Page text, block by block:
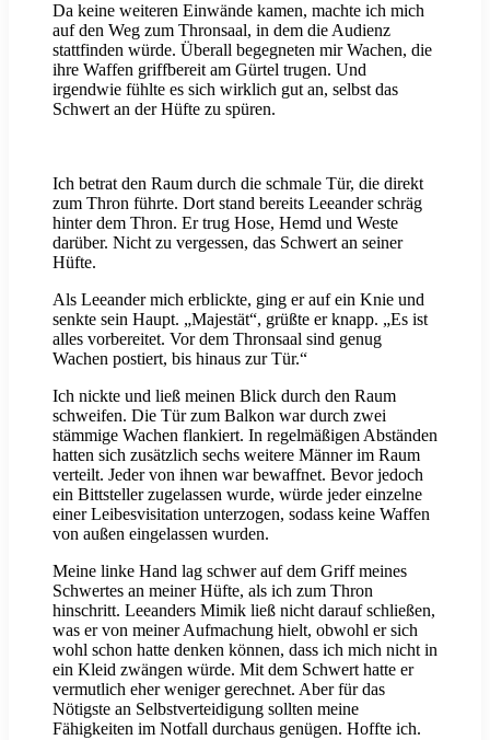
Da keine weiteren Einwände kamen, machte ich mich
auf den Weg zum Thronsaal, in dem die Audienz
stattfinden würde. Überall begegneten mir Wachen, die
ihre Waffen griffbereit am Gürtel trugen. Und
irgendwie fühlte es sich wirklich gut an, selbst das
Schwert an der Hüfte zu spüren.
Ich betrat den Raum durch die schmale Tür, die direkt
zum Thron führte. Dort stand bereits Leeander schräg
hinter dem Thron. Er trug Hose, Hemd und Weste
darüber. Nicht zu vergessen, das Schwert an seiner
Hüfte.
Als Leeander mich erblickte, ging er auf ein Knie und
senkte sein Haupt. „Majestät“, grüßte er knapp. „Es ist
alles vorbereitet. Vor dem Thronsaal sind genug
Wachen postiert, bis hinaus zur Tür.“
Ich nickte und ließ meinen Blick durch den Raum
schweifen. Die Tür zum Balkon war durch zwei
stämmige Wachen flankiert. In regelmäßigen Abständen
hatten sich zusätzlich sechs weitere Männer im Raum
verteilt. Jeder von ihnen war bewaffnet. Bevor jedoch
ein Bittsteller zugelassen wurde, würde jeder einzelne
einer Leibesvisitation unterzogen, sodass keine Waffen
von außen eingelassen wurden.
Meine linke Hand lag schwer auf dem Griff meines
Schwertes an meiner Hüfte, als ich zum Thron
hinschritt. Leeanders Mimik ließ nicht darauf schließen,
was er von meiner Aufmachung hielt, obwohl er sich
wohl schon hatte denken können, dass ich mich nicht in
ein Kleid zwängen würde. Mit dem Schwert hatte er
vermutlich eher weniger gerechnet. Aber für das
Nötigste an Selbstverteidigung sollten meine
Fähigkeiten im Notfall durchaus genügen. Hoffte ich.